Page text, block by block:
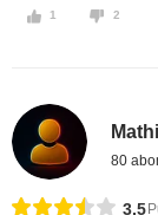
1 2
80
3,5